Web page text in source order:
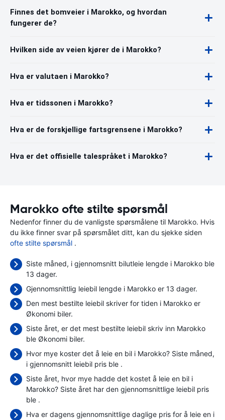
Finnes det bomveier i Marokko, og hvordan
fungerer de?
Hvilken side av veien kjører de i Marokko?
Hva er valutaen i Marokko?
Hva er tidssonen i Marokko?
Hva er de forskjellige fartsgrensene i Marokko?
Hva er det offisielle talespråket i Marokko?
Marokko ofte stilte spørsmål
Nedenfor finner du de vanligste spørsmålene til Marokko. Hvis
du ikke finner svar på spørsmålet ditt, kan du sjekke siden
ofte stilte spørsmål .
Siste måned, i gjennomsnitt bilutleie lengde i Marokko ble
13 dager.
Gjennomsnittlig leiebil lengde i Marokko er 13 dager.
Den mest bestilte leiebil skriver for tiden i Marokko er
Økonomi biler.
Siste året, er det mest bestilte leiebil skriv inn Marokko
ble Økonomi biler.
Hvor mye koster det å leie en bil i Marokko? Siste måned,
i gjennomsnitt leiebil pris ble .
Siste året, hvor mye hadde det kostet å leie en bil i
Marokko? Siste året har den gjennomsnittlige leiebil pris
ble .
Hva er dagens gjennomsnittlige daglige pris for å leie en i